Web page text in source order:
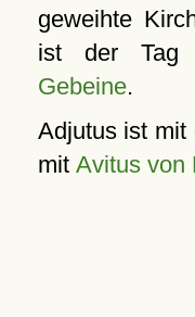
geweihte
ist der Tag
Gebeine.
Adjutus ist mit
mit Avitus von